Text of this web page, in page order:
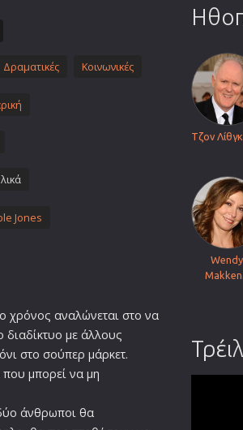
Δραματικές Κοινωνικές
Jones
χρόνος αναλώνεται στο να
διαδίκτυο με άλλους
στο σούπερ μάρκετ.
μπορεί να μη
άνθρωποι θα
Τζον
Wendy